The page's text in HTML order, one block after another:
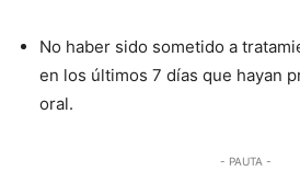
No haber sido sometido a
en los últimos 7 días que hayan
oral.
- PAUTA -